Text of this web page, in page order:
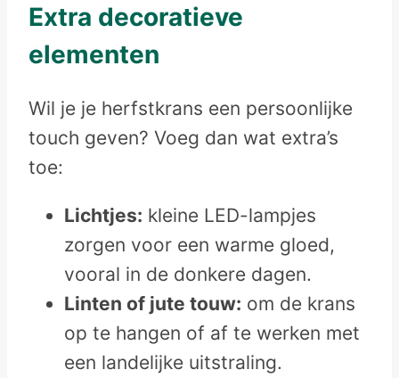
Extra decoratieve
elementen
Wil je je herfstkrans een persoonlijke
touch geven? Voeg dan wat extra’s
toe:
Lichtjes: kleine LED-lampjes
zorgen voor een warme gloed,
vooral in de donkere dagen.
Linten of jute touw: om de krans
op te hangen of af te werken met
een landelijke uitstraling.